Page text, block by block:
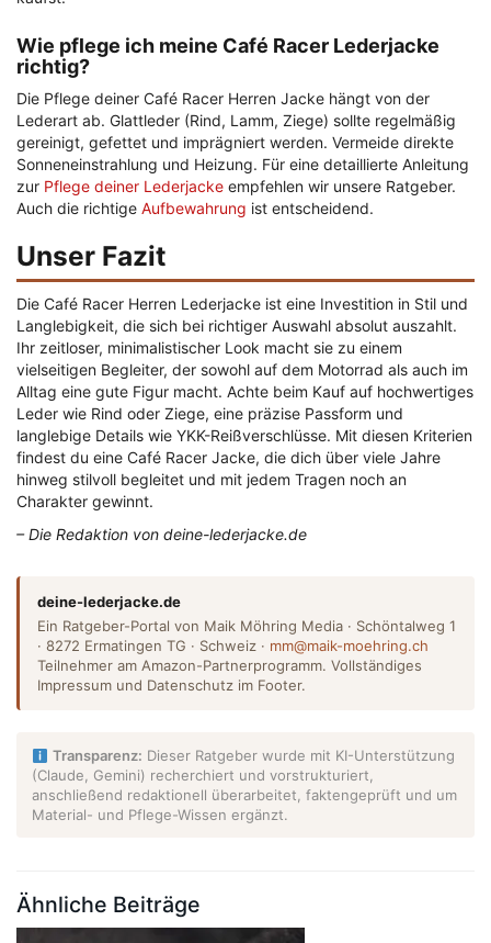
Wie pflege ich meine Café Racer Lederjacke
richtig?
Die Pflege deiner Café Racer Herren Jacke hängt von der
Lederart ab. Glattleder (Rind, Lamm, Ziege) sollte regelmäßig
gereinigt, gefettet und imprägniert werden. Vermeide direkte
Sonneneinstrahlung und Heizung. Für eine detaillierte Anleitung
zur Pflege deiner Lederjacke empfehlen wir unsere Ratgeber.
Auch die richtige Aufbewahrung ist entscheidend.
Unser Fazit
Die Café Racer Herren Lederjacke ist eine Investition in Stil und
Langlebigkeit, die sich bei richtiger Auswahl absolut auszahlt.
Ihr zeitloser, minimalistischer Look macht sie zu einem
vielseitigen Begleiter, der sowohl auf dem Motorrad als auch im
Alltag eine gute Figur macht. Achte beim Kauf auf hochwertiges
Leder wie Rind oder Ziege, eine präzise Passform und
langlebige Details wie YKK-Reißverschlüsse. Mit diesen Kriterien
findest du eine Café Racer Jacke, die dich über viele Jahre
hinweg stilvoll begleitet und mit jedem Tragen noch an
Charakter gewinnt.
– Die Redaktion von deine-lederjacke.de
deine-lederjacke.de
Ein Ratgeber-Portal von Maik Möhring Media · Schöntalweg 1
· 8272 Ermatingen TG · Schweiz · mm@maik-moehring.ch
Teilnehmer am Amazon-Partnerprogramm. Vollständiges
Impressum und Datenschutz im Footer.
Transparenz: Dieser Ratgeber wurde mit KI-Unterstützung
(Claude, Gemini) recherchiert und vorstrukturiert,
anschließend redaktionell überarbeitet, faktengeprüft und um
Material- und Pflege-Wissen ergänzt.
Ähnliche Beiträge